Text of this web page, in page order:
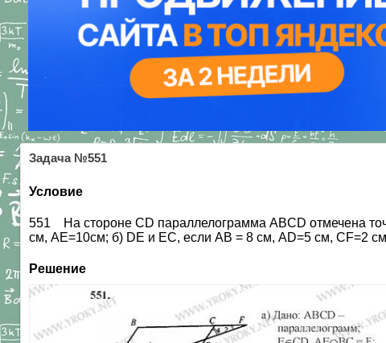
Задача №551
Условие
551 На стороне CD параллелограмма ABCD отмечена
см, АЕ=10см; б) DE и ЕС, если АВ = 8 см, AD=5 см, CF=2
Решение